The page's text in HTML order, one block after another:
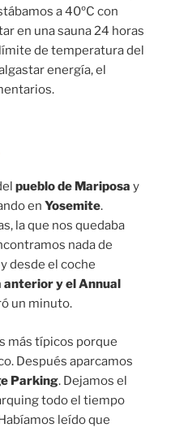
a 40ºC con
en una sauna 24 horas
de temperatura del
energía, el
pueblo de Mariposa y
en Yosemite.
la que nos quedaba
nada de
desde el coche
anterior y el Annual
un minuto.
más típicos porque
Después aparcamos
Parking. Dejamos el
todo el tiempo
leído que